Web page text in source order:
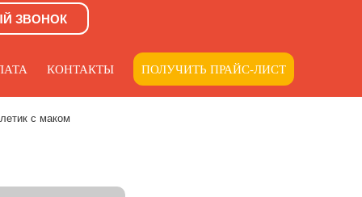
ЗВОНОК
КОНТАКТЫ ПОЛУЧИТЬ ПРАЙС-ЛИСТ
с маком